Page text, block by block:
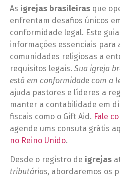
As igrejas brasileiras que
enfrentam desafios únicos
conformidade legal. Este
informações essenciais para
comunidades religiosas a
requisitos legais. Sua igreja
está em conformidade com a
ajuda pastores e líderes a
manter a contabilidade em
fiscais como o Gift Aid. Fale
agende ums consuta grátis
no Reino Unido.
Desde o registro de igrejas
tributárias, abordaremos os